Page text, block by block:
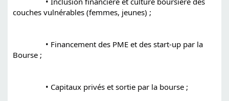
couches vulnérables (femmes, jeunes) ;
Bourse ;
		• Capitaux privés et sortie par la bourse ;